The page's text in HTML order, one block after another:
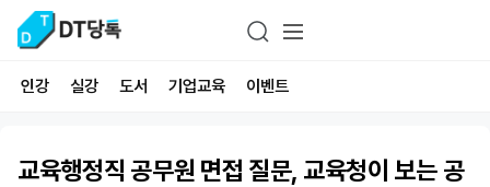
인강 실강 도서 기업교육 이벤트
교육행정직 공무원 면접 질문, 교육청이 보는 공